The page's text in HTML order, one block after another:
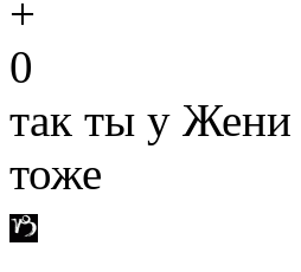
0
так ты у Жени
тоже